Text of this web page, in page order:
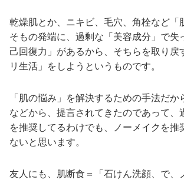
乾燥肌とか、ニキビ、毛穴、角栓など「
そもの発端に、過剰な「美容成分」で失
己回復力」があるから、そちらを取り戻
リ生活」をしようというものです。
「肌の悩み」を解決するための手法だか
などから、提言されてきたのであって、
を推奨してるわけでも、ノーメイクを推
ないと思います。
友人にも、肌断食＝「石けん洗顔、で、